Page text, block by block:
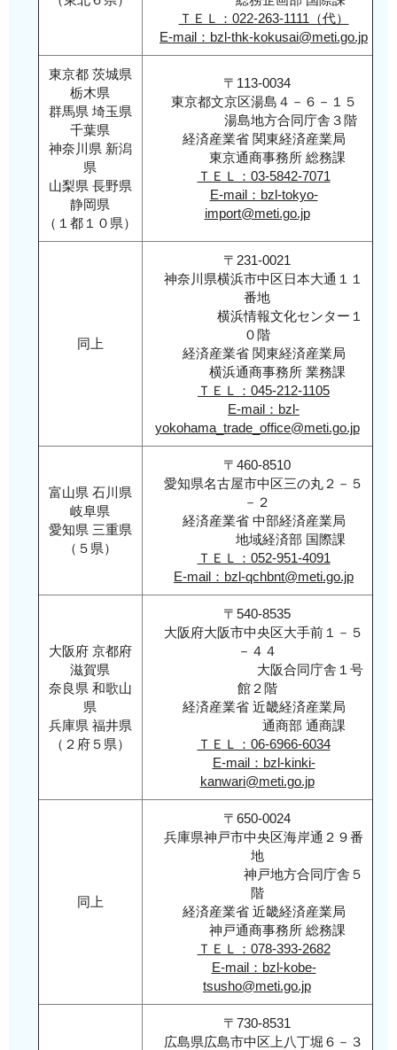
類
新規
者の
合：
上記
「3.
年度
法
もし
くは
年度
保留
【新
規
個人
者】」
出す
類
ＴＥＬ：022-263-1111（代）
E-mail：bzl-thk-kokusai@meti.go.jp
東京都 茨城県
栃木県
群馬県 埼玉県
千葉県
神奈川県 新潟
県
山梨県 長野県
静岡県
（１都１０県）
〒113-0034
東京都文京区湯島４－６－１５
湯島地方合同庁舎３階
経済産業省 関東経済産業局
東京通商事務所 総務課
ＴＥＬ：03-5842-7071
E-mail：bzl-tokyo-
import@meti.go.jp
同上
〒231-0021
神奈川県横浜市中区日本大通１１
番地
横浜情報文化センター１
０階
経済産業省 関東経済産業局
横浜通商事務所 業務課
ＴＥＬ：045-212-1105
E-mail：bzl-
yokohama_trade_office@meti.go.jp
富山県 石川県
岐阜県
愛知県 三重県
（５県）
〒460-8510
愛知県名古屋市中区三の丸２－５
－２
経済産業省 中部経済産業局
地域経済部 国際課
ＴＥＬ：052-951-4091
E-mail：bzl-qchbnt@meti.go.jp
大阪府 京都府
滋賀県
奈良県 和歌山
県
兵庫県 福井県
（２府５県）
〒540-8535
大阪府大阪市中央区大手前１－５
－４４
大阪合同庁舎１号
館２階
経済産業省 近畿経済産業局
通商部 通商課
ＴＥＬ：06-6966-6034
E-mail：bzl-kinki-
kanwari@meti.go.jp
同上
〒650-0024
兵庫県神戸市中央区海岸通２９番
地
神戸地方合同庁舎５
階
経済産業省 近畿経済産業局
神戸通商事務所 総務課
ＴＥＬ：078-393-2682
E-mail：bzl-kobe-
tsusho@meti.go.jp
〒730-8531
広島県広島市中区上八丁堀６－３